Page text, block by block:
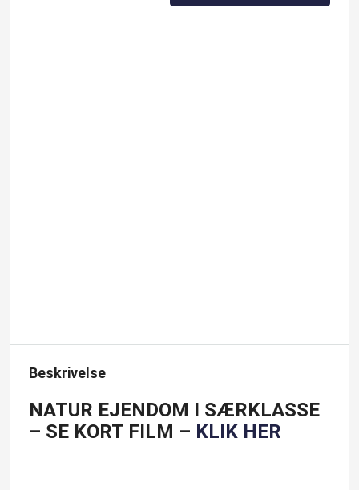
Beskrivelse
NATUR EJENDOM I SÆRKLASSE
– SE KORT FILM – KLIK HER